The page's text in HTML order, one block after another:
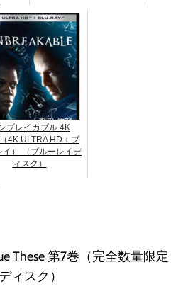
ブレイカブル 4K
4K ULTRA HD＋ブ
イ） （ブルーレイデ
ィスク）
These 第7巻（完全数量限定
ィスク）